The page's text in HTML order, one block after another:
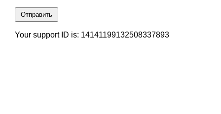
Отправить
Your support ID is: 14141199132508337893